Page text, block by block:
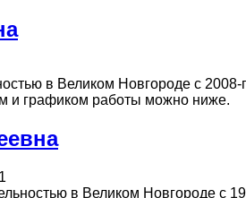
в Великом Новгороде с
и графиком работы можно ниже.
в Великом Новгороде с